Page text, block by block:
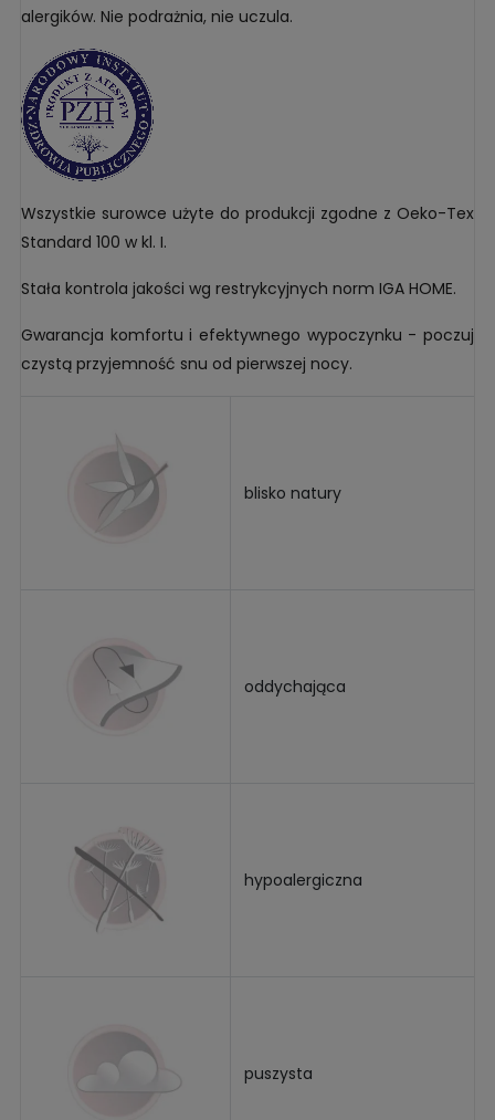
alergików. Nie podrażnia, nie uczula.
Wszystkie surowce użyte do produkcji zgodne z Oeko-Tex
Standard 100 w kl. I.
Stała kontrola jakości wg restrykcyjnych norm IGA HOME.
Gwarancja komfortu i efektywnego wypoczynku - poczuj
czystą przyjemność snu od pierwszej nocy.
blisko natury
oddychająca
hypoalergiczna
puszysta